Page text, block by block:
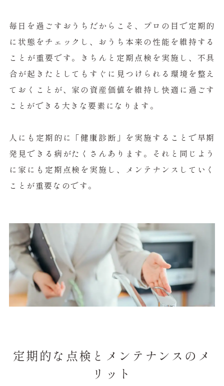
毎日を過ごすおうちだからこそ、プロの目で定期的
に状態をチェックし、おうち本来の性能を維持する
ことが重要です。きちんと定期点検を実施し、不具
合が起きたとしてもすぐに見つけられる環境を整え
ておくことが、家の資産価値を維持し快適に過ごす
ことができる大きな要素になります。
人にも定期的に「健康診断」を実施することで早期
発見できる病がたくさんあります。それと同じよう
に家にも定期点検を実施し、メンテナンスしていく
ことが重要なのです。
定期的な点検とメンテナンスのメ
リット